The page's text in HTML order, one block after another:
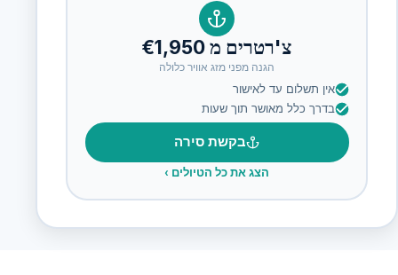
צ'רטרים מ €1,950
הגנה מפני מזג אוויר כלולה
אין תשלום עד לאישור
בדרך כלל מאושר תוך שעות
בקשת סירה
הצג את כל הטיולים ›